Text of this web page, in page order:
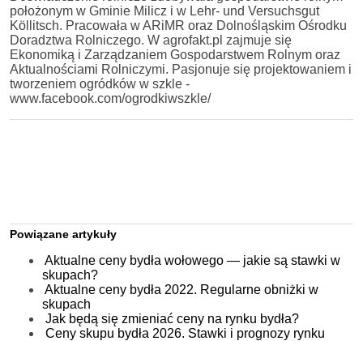
położonym w Gminie Milicz i w Lehr- und Versuchsgut
Köllitsch. Pracowała w ARiMR oraz Dolnośląskim Ośrodku
Doradztwa Rolniczego. W agrofakt.pl zajmuje się
Ekonomiką i Zarządzaniem Gospodarstwem Rolnym oraz
Aktualnościami Rolniczymi. Pasjonuje się projektowaniem i
tworzeniem ogródków w szkle -
www.facebook.com/ogrodkiwszkle/
Powiązane artykuły
Aktualne ceny bydła wołowego — jakie są stawki w
skupach?
Aktualne ceny bydła 2022. Regularne obniżki w
skupach
Jak będą się zmieniać ceny na rynku bydła?
Ceny skupu bydła 2026. Stawki i prognozy rynku